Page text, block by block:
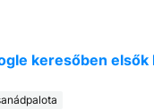
keresőben